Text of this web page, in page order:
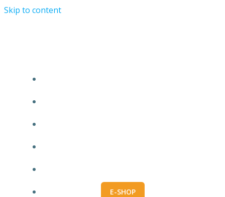
Skip to content
E-SHOP